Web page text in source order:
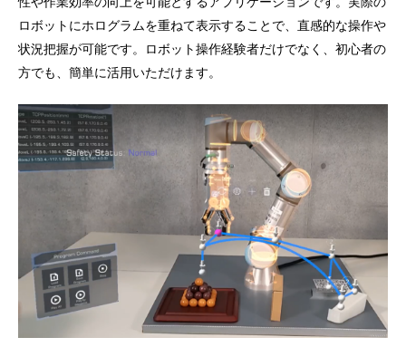
ロボットにホログラムを重ねて表示することで、直感的な操作や
状況把握が可能です。ロボット操作経験者だけでなく、初心者の
方でも、簡単に活用いただけます。